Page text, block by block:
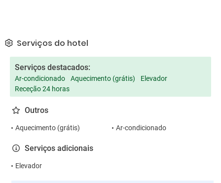
Serviços do hotel
Serviços destacados:
Ar-condicionado Aquecimento (grátis)
Elevador
Receção 24 horas
Outros
Aquecimento (grátis) Ar-condicionado
Serviços adicionais
Elevador